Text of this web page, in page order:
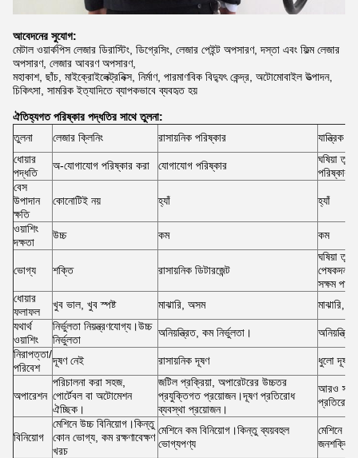
আবেদনের সুযোগ:
মেটাল ওয়ার্কপিস লেজার ডিরাস্টিং, ডিগ্রেসিং, লেজার পেইন্ট অপসারণ, দস্তা এবং ফিল্ম লেজার
অপসারণ, লেজার আবরণ অপসারণ,
মহাকাশ, ছাঁচ, মাইক্রোইলেক্ট্রনিক্স, নির্মাণ, পারমাণবিক বিদ্যুৎ কেন্দ্র, অটোমোবাইল উত্পাদন,
চিকিৎসা, সামরিক ইত্যাদিতে ব্যাপকভাবে ব্যবহৃত হয়
ঐতিহ্যগত পরিষ্কার পদ্ধতির সাথে তুলনা:
তুলনা
লেজার ক্লিনিং রাসায়নিক পরিষ্কার
যান্ত্রিক
ধোয়ার
পদ্ধতি
অ-যোগাযোগ পরিষ্কার করা যোগাযোগ পরিষ্কার
ঘষিয়া
পরিষ্কার
বেস
উপাদান
ক্ষতি
কোনোটিই নয় হ্যাঁ হ্যাঁ
ওয়াশিং
দক্ষতা
উচ্চ কম কম
ভোগ্য শক্তি রাসায়নিক ডিটারজেন্ট
ঘষিয়া
পেষকদন্ত,
সক্ষম পাথর
ধোয়ার
ফলাফল
খুব ভাল, খুব স্পষ্ট মাঝারি, অসম
মাঝারি,
যথার্থ
ওয়াশিং
নির্ভুলতা নিয়ন্ত্রণযোগ্য।উচ্চ
নির্ভুলতা
অনিয়ন্ত্রিত, কম নির্ভুলতা।
নিরাপত্তা/
পরিবেশ
দূষণ নেই রাসায়নিক দূষণ ধুলো দূষণ
অপারেশন
পরিচালনা করা সহজ,
পোর্টেবল বা অটোমেশন
ঐচ্ছিক।
জটিল প্রক্রিয়া, অপারেটরের উচ্চতর
প্রযুক্তিগত প্রয়োজন।দূষণ প্রতিরোধ
ব্যবস্থা প্রয়োজন।
আরও সময়
প্রতিরোধ
বিনিয়োগ
মেশিনে উচ্চ বিনিয়োগ।কিন্তু
কোন ভোগ্য, কম রক্ষণাবেক্ষণ
খরচ
মেশিনে কম বিনিয়োগ।কিন্তু ব্যয়বহুল
ভোগ্যপণ্য
মেশিনে
জনশক্তি